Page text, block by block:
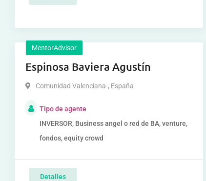
MentorAdvisor
Espinosa Baviera Agustín
Comunidad Valenciana-, España
Tipo de agente
INVERSOR, Business angel o red de BA, venture,
fondos, equity crowd
Detalles